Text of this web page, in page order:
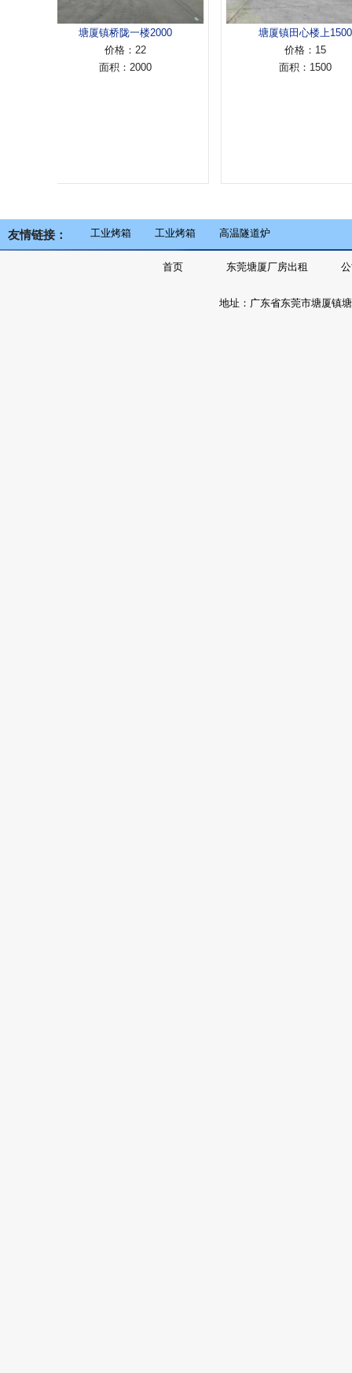
塘厦镇桥陇一楼2000
价格：22
面积：2000
塘厦镇田心楼上1500
价格：15
面积：1500
友情链接： 工业烤箱 工业烤箱 高温隧道炉
首页 东莞塘厦厂房出租
地址：广东省东莞市塘厦